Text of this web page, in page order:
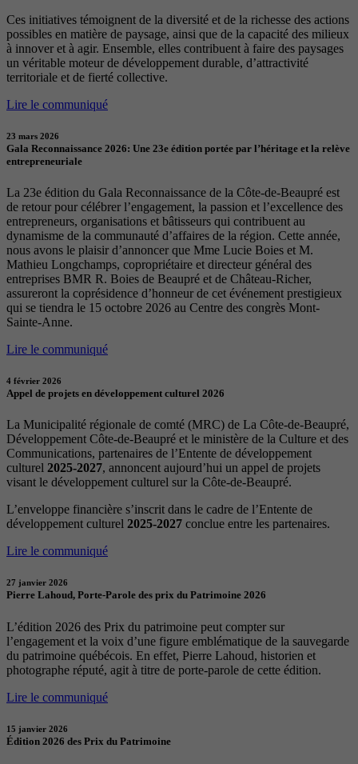
Ces initiatives témoignent de la diversité et de la richesse des actions
possibles en matière de paysage, ainsi que de la capacité des milieux
à innover et à agir. Ensemble, elles contribuent à faire des paysages
un véritable moteur de développement durable, d’attractivité
territoriale et de fierté collective.
Lire le communiqué
23 mars 2026
Gala Reconnaissance 2026: Une 23e édition portée par l’héritage et la relève
entrepreneuriale
La 23e édition du Gala Reconnaissance de la Côte-de-Beaupré est
de retour pour célébrer l’engagement, la passion et l’excellence des
entrepreneurs, organisations et bâtisseurs qui contribuent au
dynamisme de la communauté d’affaires de la région. Cette année,
nous avons le plaisir d’annoncer que Mme Lucie Boies et M.
Mathieu Longchamps, copropriétaire et directeur général des
entreprises BMR R. Boies de Beaupré et de Château-Richer,
assureront la coprésidence d’honneur de cet événement prestigieux
qui se tiendra le 15 octobre 2026 au Centre des congrès Mont-
Sainte-Anne.
Lire le communiqué
4 février 2026
Appel de projets en développement culturel 2026
La Municipalité régionale de comté (MRC) de La Côte-de-Beaupré,
Développement Côte-de-Beaupré et le ministère de la Culture et des
Communications, partenaires de l’Entente de développement
culturel 2025-2027, annoncent aujourd’hui un appel de projets
visant le développement culturel sur la Côte-de-Beaupré.
L’enveloppe financière s’inscrit dans le cadre de l’Entente de
développement culturel 2025-2027 conclue entre les partenaires.
Lire le communiqué
27 janvier 2026
Pierre Lahoud, Porte-Parole des prix du Patrimoine 2026
L’édition 2026 des Prix du patrimoine peut compter sur
l’engagement et la voix d’une figure emblématique de la sauvegarde
du patrimoine québécois. En effet, Pierre Lahoud, historien et
photographe réputé, agit à titre de porte-parole de cette édition.
Lire le communiqué
15 janvier 2026
Édition 2026 des Prix du Patrimoine